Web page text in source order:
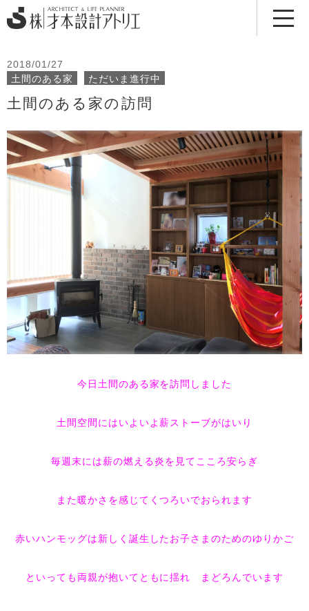
2018/01/27
土間のある家 ただいま進行中
土間のある家の訪問
今日土間のある家を訪問しました
土間空間にはいよいよ薪ストーブがはいり
毎週末には薪の燃える炎を見てこころ安らぎ
また暖かさを感じてくつろいでおられます
赤いハンモッグは新しく誕生したお子さまのためのゆりかご
といっても両親が抱いてともに揺れ まどろんでいます